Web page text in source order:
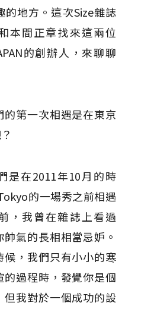
的地方。這次Size雜誌
本間正章找來這兩位
的創辦人，來聊聊
的第一次相遇是在東京
是在2011年10月的時
的一場秀之前相遇
，我曾在雜誌上看過
氣的長相相當忌妒。
候，我們只有小小的寒
的過程時，發覺你是個
我對於一個成功的設